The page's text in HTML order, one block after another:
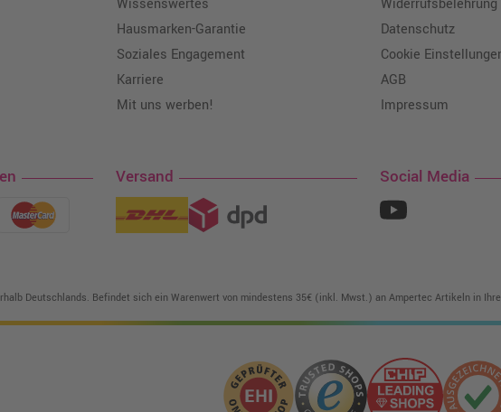
Wissenswertes
Hausmarken-Garantie
Soziales Engagement
Karriere
Mit uns werben!
Widerrufsbelehrung
Datenschutz
Cookie
AGB
Impressum
Versand Social Media
Deutschlands. Befindet sich ein Warenwert von mindestens 35€ (inkl. Mwst.) an Ampertec Artikeln in